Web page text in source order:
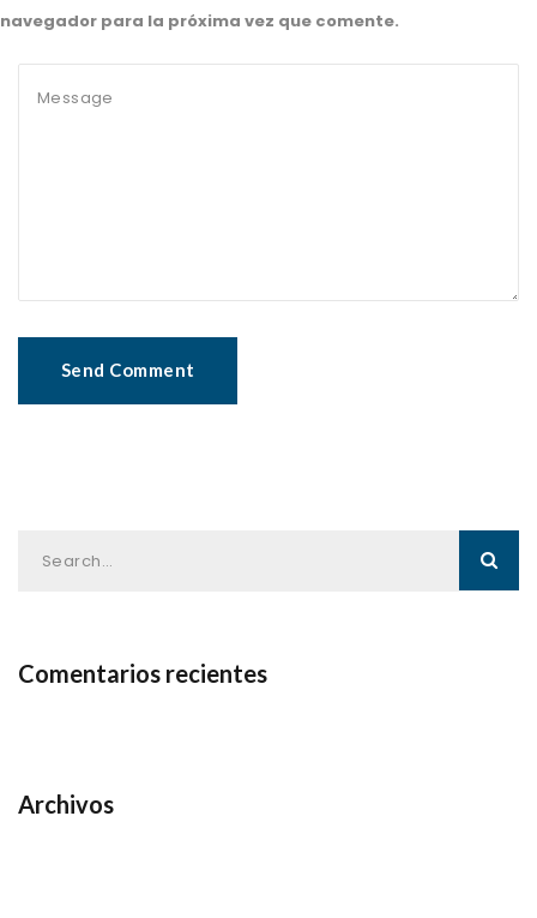
navegador para la próxima vez que comente.
Comentarios recientes
Archivos